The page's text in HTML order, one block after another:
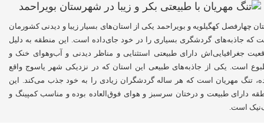
چهارفصل کهگیلویه و بویراحمد یکی از استان‌های بسیار زیبا و دیدنی کشورمان
که جاذبه‌های گردشگری بسیاری را در خود جای‌داده است. این منطقه به دلیل
جغرافیایی‌اش دارای طبیعتی استثنایی و مناظر دیدنی و آب‌وهوای خنک و
است. یکی از جاذبه‌های طبیعی این استان که در نزدیکی شهر یاسوج واقع
تنگ مهریان است که هر ساله گردشگران زیادی را به خود جذب می‌کند. این
دارای طبیعت و درختان سرسبز و هوای فوق‌العاده بوده و مناسب کمپینگ و
است.